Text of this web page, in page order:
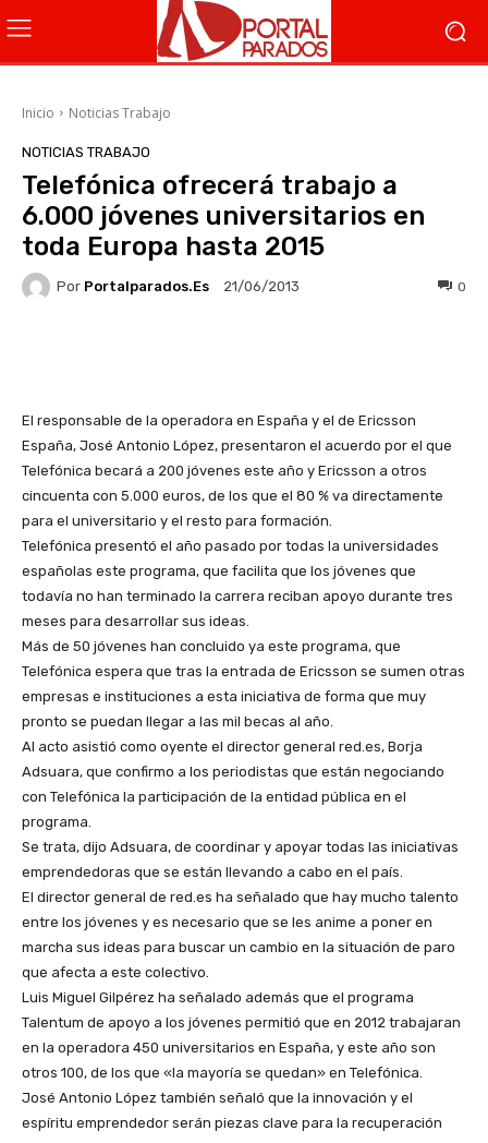
Inicio Noticias Trabajo
NOTICIAS TRABAJO
Telefónica ofrecerá trabajo a
6.000 jóvenes universitarios en
toda Europa hasta 2015
Por Portalparados.es 21/06/2013 0
El responsable de la operadora en España y el de Ericsson
España, José Antonio López, presentaron el acuerdo por el que
Telefónica becará a 200 jóvenes este año y Ericsson a otros
cincuenta con 5.000 euros, de los que el 80 % va directamente
para el universitario y el resto para formación.
Telefónica presentó el año pasado por todas la universidades
españolas este programa, que facilita que los jóvenes que
todavía no han terminado la carrera reciban apoyo durante tres
meses para desarrollar sus ideas.
Más de 50 jóvenes han concluido ya este programa, que
Telefónica espera que tras la entrada de Ericsson se sumen otras
empresas e instituciones a esta iniciativa de forma que muy
pronto se puedan llegar a las mil becas al año.
Al acto asistió como oyente el director general red.es, Borja
Adsuara, que confirmo a los periodistas que están negociando
con Telefónica la participación de la entidad pública en el
programa.
Se trata, dijo Adsuara, de coordinar y apoyar todas las iniciativas
emprendedoras que se están llevando a cabo en el país.
El director general de red.es ha señalado que hay mucho talento
entre los jóvenes y es necesario que se les anime a poner en
marcha sus ideas para buscar un cambio en la situación de paro
que afecta a este colectivo.
Luis Miguel Gilpérez ha señalado además que el programa
Talentum de apoyo a los jóvenes permitió que en 2012 trabajaran
en la operadora 450 universitarios en España, y este año son
otros 100, de los que «la mayoría se quedan» en Telefónica.
José Antonio López también señaló que la innovación y el
espíritu emprendedor serán piezas clave para la recuperación